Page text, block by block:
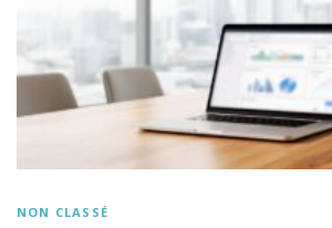
NON CLASSÉ